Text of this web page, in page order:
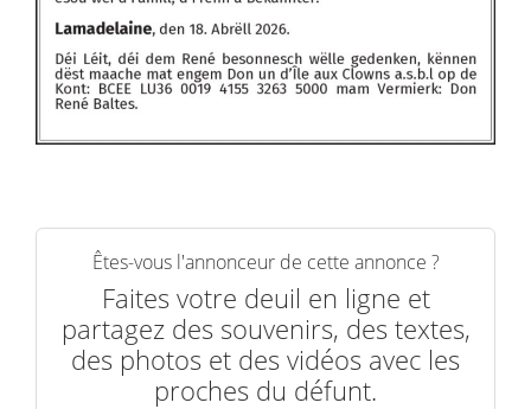
Êtes-vous l'annonceur de cette annonce ?
Faites votre deuil en ligne et
partagez des souvenirs, des textes,
des photos et des vidéos avec les
proches du défunt.